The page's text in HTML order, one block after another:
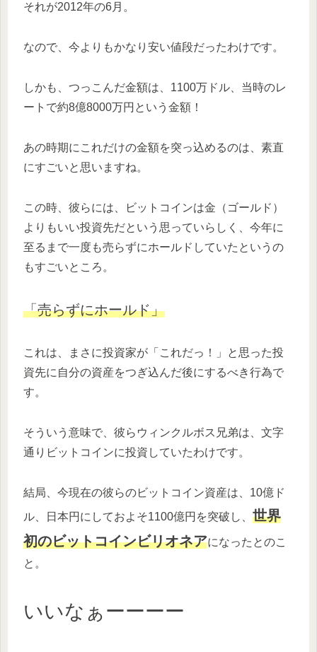
それが2012年の6月。
なので、今よりもかなり安い値段だったわけです。
しかも、つっこんだ金額は、1100万ドル、当時のレ
ートで約8億8000万円という金額！
あの時期にこれだけの金額を突っ込めるのは、素直
にすごいと思いますね。
この時、彼らには、ビットコインは金（ゴールド）
よりもいい投資先だという思っていらしく、今年に
至るまで一度も売らずにホールドしていたというの
もすごいところ。
「売らずにホールド」
これは、まさに投資家が「これだっ！」と思った投
資先に自分の資産をつぎ込んだ後にするべき行為で
す。
そういう意味で、彼らウィンクルボス兄弟は、文字
通りビットコインに投資していたわけです。
結局、今現在の彼らのビットコイン資産は、10億ド
ル、日本円にしておよそ1100億円を突破し、 世界
初のビットコインビリオネアになったとのこ
と。
いいなぁーーーー